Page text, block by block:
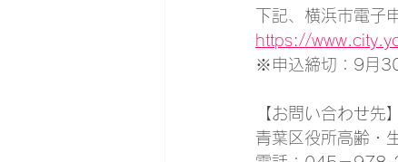
下記、横浜市電子
https://
※申込締切：9月
【お問い合わせ先】
青葉区役所高齢・